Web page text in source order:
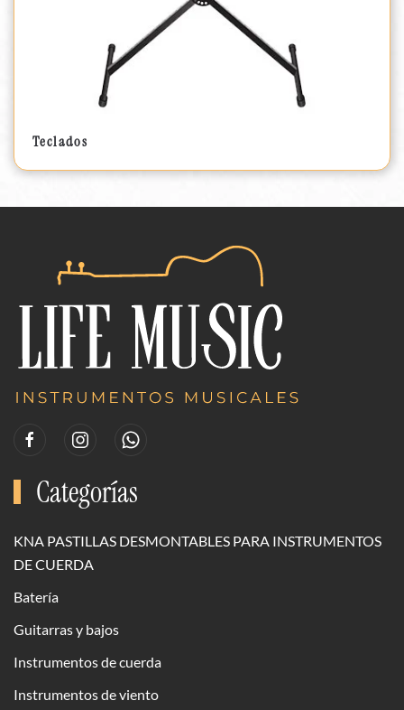
Teclados
Categorías
KNA PASTILLAS DESMONTABLES PARA INSTRUMENTOS
DE CUERDA
Batería
Guitarras y bajos
Instrumentos de cuerda
Instrumentos de viento